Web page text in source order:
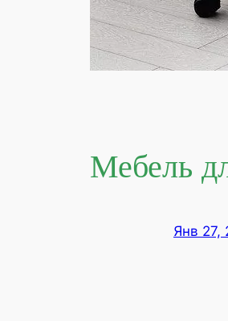
Мебель
Янв 27,